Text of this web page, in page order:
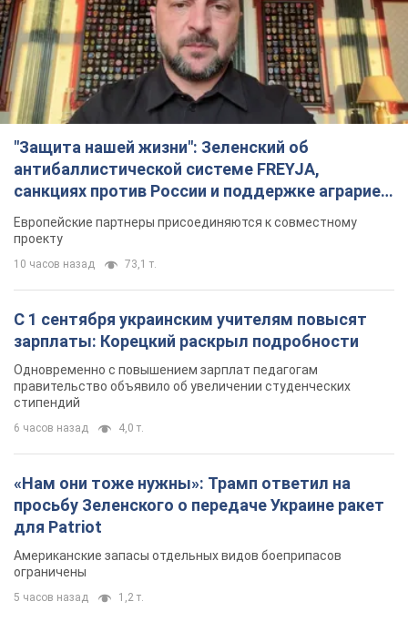
"Защита нашей жизни": Зеленский об
антибаллистической системе FREYJA,
санкциях против России и поддержке аграриев.
Видео
Европейские партнеры присоединяются к совместному
проекту
10 часов назад 73,1 т.
С 1 сентября украинским учителям повысят
зарплаты: Корецкий раскрыл подробности
Одновременно с повышением зарплат педагогам
правительство объявило об увеличении студенческих
стипендий
6 часов назад 4,0 т.
«Нам они тоже нужны»: Трамп ответил на
просьбу Зеленского о передаче Украине ракет
для Patriot
Американские запасы отдельных видов боеприпасов
ограничены
5 часов назад 1,2 т.